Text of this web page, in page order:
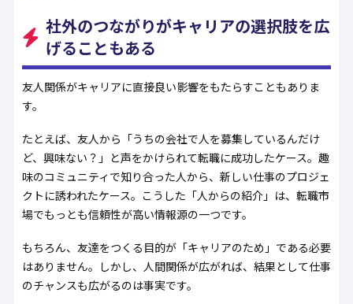
社外のつながりがキャリアの選択肢を広
げることもある
友人関係がキャリアに直接良い影響をもたらすこともありま
す。
たとえば、友人から「うちの会社で人を募集しているんだけ
ど、興味ない？」と声をかけられて転職に成功したケース。趣
味のコミュニティで知り合った人から、新しい仕事のプロジェ
クトに誘われたケース。こうした「人からの紹介」は、転職市
場でもっとも信頼性が高い情報源の一つです。
もちろん、友達をつくる目的が「キャリアのため」である必要
はありません。しかし、人間関係が広がれば、結果として仕事
のチャンスも広がるのは事実です。